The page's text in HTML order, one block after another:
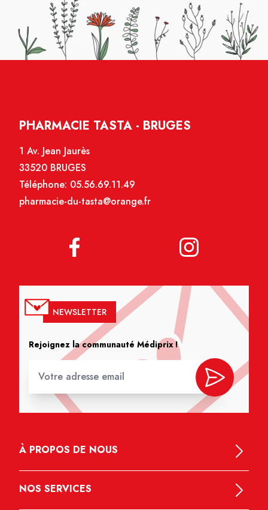
PHARMACIE TASTA - BRUGES
1 Av. Jean Jaurès
33520 BRUGES
Téléphone: 05.56.69.11.49
pharmacie-du-tasta@orange.fr
NEWSLETTER
Rejoignez la communauté Médiprix !
À PROPOS DE NOUS
NOS SERVICES